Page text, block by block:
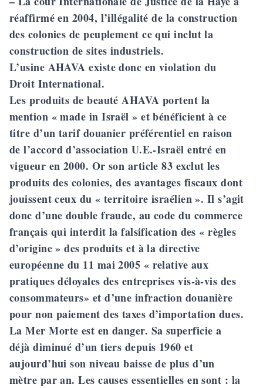
réaffirmé en 2004, l’illégalité de la construction
des colonies de peuplement ce qui inclut la
construction de sites industriels.
L’usine AHAVA existe donc en violation du
Droit International.
Les produits de beauté AHAVA portent la
mention « made in Israël » et bénéficient à ce
titre d’un tarif douanier préférentiel en raison
de l’accord d’association U.E.-Israël entré en
vigueur en 2000. Or son article 83 exclut les
produits des colonies, des avantages fiscaux dont
jouissent ceux du « territoire israélien ». Il s’agit
donc d’une double fraude, au code du commerce
français qui interdit la falsification des « règles
d’origine » des produits et à la directive
européenne du 11 mai 2005 « relative aux
pratiques déloyales des entreprises vis-à-vis des
consommateurs» et d’une infraction douanière
pour non paiement des taxes d’importation dues.
La Mer Morte est en danger. Sa superficie a
déjà diminué d’un tiers depuis 1960 et
aujourd’hui son niveau baisse de plus d’un
mètre par an. Les causes essentielles en sont : la